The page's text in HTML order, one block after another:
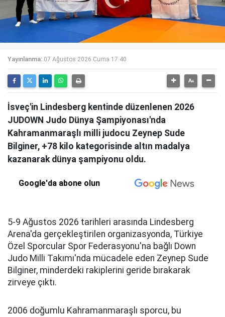
Yayınlanma: 07 Ağustos 2026 Cuma 17:40
İsveç'in Lindesberg kentinde düzenlenen 2026
JUDOWN Judo Dünya Şampiyonası'nda
Kahramanmaraşlı milli judocu Zeynep Sude
Bilginer, +78 kilo kategorisinde altın madalya
kazanarak dünya şampiyonu oldu.
Google'da abone olun
5-9 Ağustos 2026 tarihleri arasında Lindesberg
Arena'da gerçekleştirilen organizasyonda, Türkiye
Özel Sporcular Spor Federasyonu'na bağlı Down
Judo Milli Takımı'nda mücadele eden Zeynep Sude
Bilginer, minderdeki rakiplerini geride bırakarak
zirveye çıktı.
2006 doğumlu Kahramanmaraşlı sporcu, bu